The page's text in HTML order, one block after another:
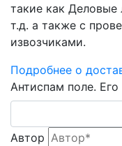
такие как Деловые
т.д. а также с
извозчиками.
Подробнее о
Антиспам поле.
Автор